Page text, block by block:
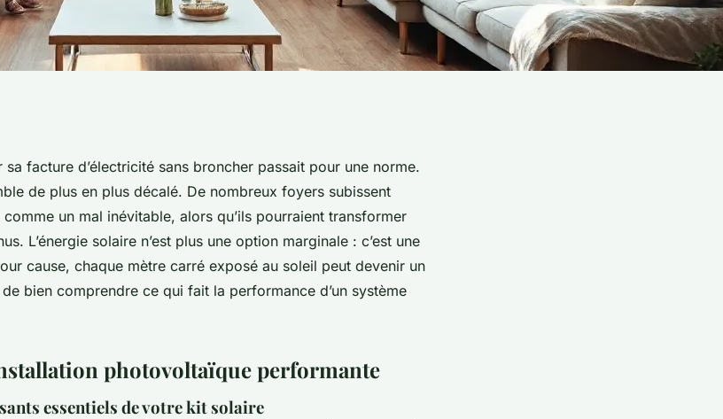
facture d’électricité sans broncher passait pour une norme.
de plus en plus décalé. De nombreux foyers subissent
un mal inévitable, alors qu’ils pourraient transformer
L’énergie solaire n’est plus une option marginale : c’est une
cause, chaque mètre carré exposé au soleil peut devenir un
bien comprendre ce qui fait la performance d’un système
photovoltaïque performante
essentiels de votre kit solaire